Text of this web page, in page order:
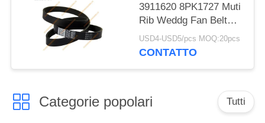
3911620 8PK1727 Muti
Rib Weddg Fan Belt
For Cummins Engine
USD4-USD5/pcs MOQ:20pcs
CONTATTO
Categorie popolari Tutti